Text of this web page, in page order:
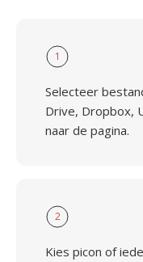
1
Selecteer
Drive, Dropbox,
naar de pagina.
2
Kies picon of